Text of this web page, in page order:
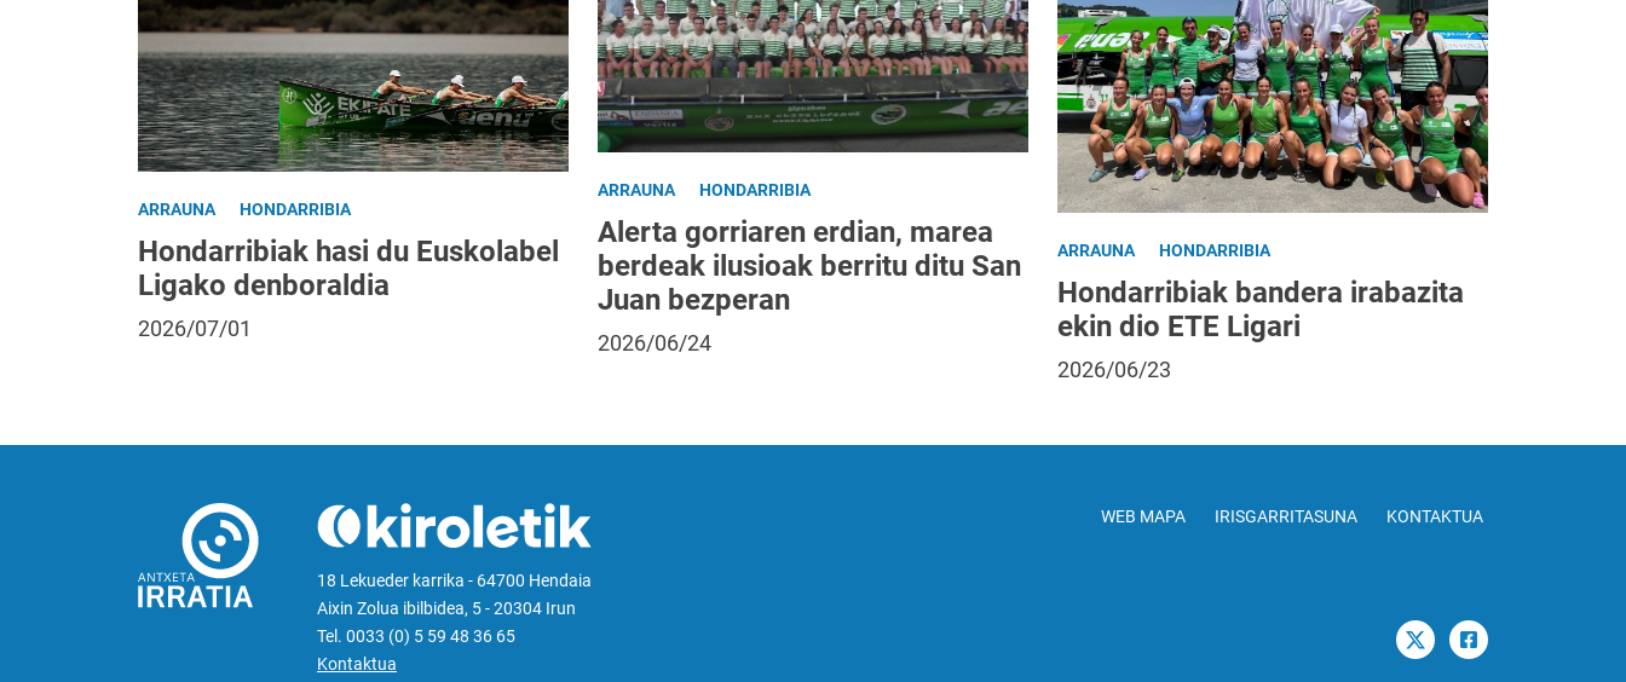
ARRAUNA HONDARRIBIA
Hondarribiak hasi du Euskolabel
Ligako denboraldia
2026/07/01
ARRAUNA HONDARRIBIA
Alerta gorriaren erdian, marea
berdeak ilusioak berritu ditu San
Juan bezperan
2026/06/24
ARRAUNA HONDARRIBIA
Hondarribiak bandera irabazita
ekin dio ETE Ligari
2026/06/23
18 Lekueder karrika - 64700 Hendaia
Aixin Zolua ibilbidea, 5 - 20304 Irun
Tel. 0033 (0) 5 59 48 36 65
Kontaktua
WEB MAPA IRISGARRITASUNA KONTAKTUA